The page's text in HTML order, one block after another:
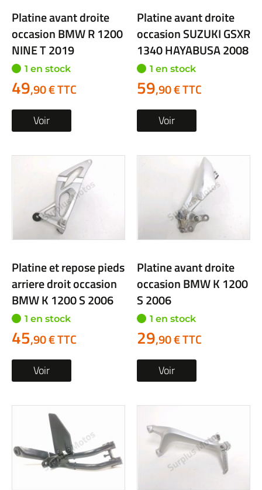
Platine avant droite
occasion BMW R 1200
NINE T 2019
1 en stock
49,90 € TTC
Voir
Platine avant droite
occasion SUZUKI GSXR
1340 HAYABUSA 2008
1 en stock
59,90 € TTC
Voir
Platine et repose pieds
arriere droit occasion
BMW K 1200 S 2006
1 en stock
45,90 € TTC
Voir
Platine avant droite
occasion BMW K 1200
S 2006
1 en stock
29,90 € TTC
Voir